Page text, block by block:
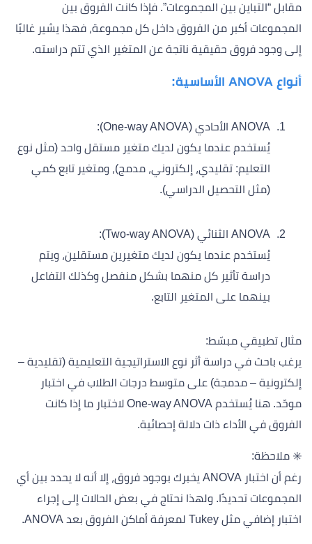
مقابل “التباين بين المجموعات”. فإذا كانت الفروق بين
المجموعات أكبر من الفروق داخل كل مجموعة، فهذا يشير غالبًا
إلى وجود فروق حقيقية ناتجة عن المتغير الذي تتم دراسته.
أنواع ANOVA الأساسية:
ANOVA الأحادي (One-way ANOVA):
يُستخدم عندما يكون لديك متغير مستقل واحد (مثل نوع
التعليم: تقليدي، إلكتروني، مدمج)، ومتغير تابع كمي
(مثل التحصيل الدراسي).
ANOVA الثنائي (Two-way ANOVA):
يُستخدم عندما يكون لديك متغيرين مستقلين، ويتم
دراسة تأثير كل منهما بشكل منفصل وكذلك التفاعل
بينهما على المتغير التابع.
مثال تطبيقي مبسّط:
يرغب باحث في دراسة أثر نوع الاستراتيجية التعليمية (تقليدية –
إلكترونية – مدمجة) على متوسط درجات الطلاب في اختبار
موحّد. هنا يُستخدم One-way ANOVA لاختبار ما إذا كانت
الفروق في الأداء ذات دلالة إحصائية.
✳️ ملاحظة:
رغم أن اختبار ANOVA يخبرك بوجود فروق، إلا أنه لا يحدد بين أي
المجموعات تحديدًا. ولهذا نحتاج في بعض الحالات إلى إجراء
اختبار إضافي مثل Tukey لمعرفة أماكن الفروق بعد ANOVA.